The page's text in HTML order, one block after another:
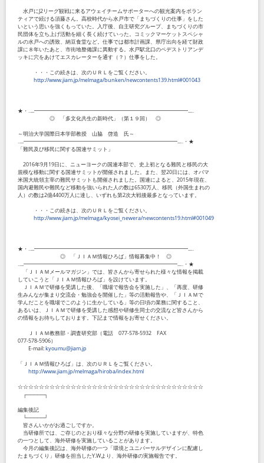
水戸にJ2リーグ観戦に来るアウェイチームサポーターへの観光案内をボラン
ティアで続ける須藤さん。高校時代から水戸市で「まちづくりの仕事」をした
いという思いを強くもっていた。入庁後、自主研究グループ、まちづくりの市
民団体を立ち上げ活動を細く長く続けていった。コミックマーケットスペシャ
ルの水戸への誘致、納豆食堂など。仕事では都市計画課、県庁出向を経て財政
課に８年いたあと、市街地整備課に異動する。水戸駅北口のペデストリアンデ
ッキに穴をあけてエスカレーターを通す（？）仕事をした。
・・・この続きは、次のＵＲＬをご覧ください。
http://www.jiam.jp/melmaga/bunken/newcontents139.html#001043
★・‥...━━━━━━━━━━━━━━━━━━━━━━━━━━━━━...‥
◎ 「多文化共生の新時代」（第１９回） ◎
～明治大学国際日本学部教授 山脇 啓造 氏～
‥...━━━━━━━━━━━━━━━━━━━━━━━━━━━━━...‥・★
「難民及び移民に関する国連サミット」
2016年9月19日に、ニューヨークの国連本部で、史上初となる難民と移民の大
規模な移動に関する国連サミットが開催されました。また、翌20日には、オバマ
米国大統領主宰の難民サミットも開催されました。国連によると、2015年現在、
国内避難民や難民など移動を強いられた人の数は6530万人、移民（外国生まれの
人）の数は2億4400万人に達し、いずれも第2次大戦後最多となっています。
・・・この続きは、次のＵＲＬをご覧ください。
http://www.jiam.jp/melmaga/kyosei_newera/newcontents19.html#001049
★・‥...━━━━━━━━━━━━━━━━━━━━━━━━━━━━━...‥
◎ 「ＪＩＡＭ情報ひろば」情報募集中！ ◎
‥...━━━━━━━━━━━━━━━━━━━━━━━━━━━━━...‥・★
「ＪＩＡＭメールマガジン」では、皆さんから寄せられた様々な情報を掲載
していこうと「ＪＩＡＭ情報ひろば」を設けています。
ＪＩＡＭで研修を受講した後、「職場で報告会を実施した」、「再度、研修
生みんなが集まり交流会・勉強会を開催した」等の活動報告や、「ＪＩＡＭで
学んだことを職場でこのように生かしている」等の日頃の業務に関すること、
あるいは、ＪＩＡＭで研修を受講した感想や研修生同士の交流など皆さんから
の情報をお待ちしております。下記まで情報をお寄せください。
ＪＩＡＭ教務部・調査研究部（電話 077-578-5932 FAX
077-578-5906）
E-mail:kyoumu@jiam.jp
「ＪＩＡＭ情報ひろば」は、次のＵＲＬをご覧ください。
http://www.jiam.jp/melmaga/hiroba/index.html
☆☆☆☆☆☆☆☆☆☆☆☆☆☆☆☆☆☆☆☆☆☆☆☆☆☆☆☆☆☆☆☆☆☆☆
┌─────┐
編集後記
└─────┘
皆さんいかがお過ごしですか。
当研修所では、ご存じのとおり様々な分野の研修を実施していますが、特色
の一つとして、海外研修を実施していることがあります。
今月の編集後記は、海外研修の一つ「環境とユニバーサルデザインに配慮し
たまちづくり」研修を担当したY.Wより、海外研修の実施報告です。